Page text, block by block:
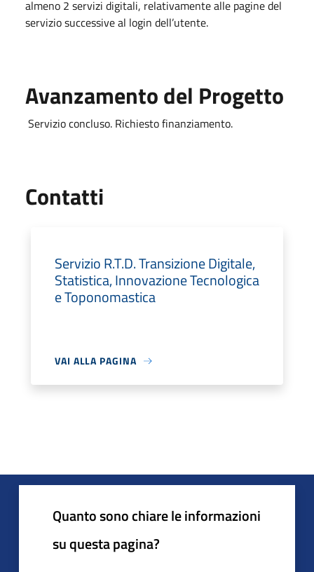
almeno 2 servizi digitali, relativamente alle pagine del
servizio successive al login dell’utente.
Avanzamento del Progetto
Servizio concluso. Richiesto finanziamento.
Contatti
Servizio R.T.D. Transizione Digitale,
Statistica, Innovazione Tecnologica
e Toponomastica
VAI ALLA PAGINA
Quanto sono chiare le informazioni
su questa pagina?